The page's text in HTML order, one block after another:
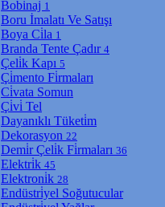
Bobi̇naj 1
Boru İmalatı Ve Satışı
Boya Ci̇la 1
Branda Tente Çadır 4
Çeli̇k Kapı 5
Çi̇mento Fi̇rmaları
Ci̇vata Somun
Çi̇vi̇ Tel
Dayanıklı Tüketi̇m
Dekorasyon 22
Demi̇r Çeli̇k Fi̇rmaları 36
Elektri̇k 45
Elektroni̇k 28
Endüstri̇yel Soğutucular